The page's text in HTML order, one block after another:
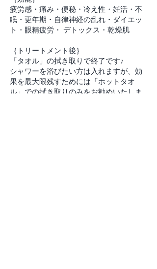
疲労感・痛み・便秘・冷え性・妊活・不
眠・更年期・自律神経の乱れ・ダイエッ
ト・眼精疲労・ デトックス・乾燥肌
｛トリートメント後｝
「タオル」の拭き取りで終了です♪
シャワーを浴びたい方は入れますが、効
果を最大限残すためには「ホットタオ
ル」での拭き取りのみをお勧めいたしま